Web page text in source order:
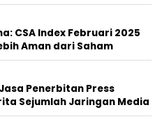
CSA Index Februari 2025
Aman dari Saham
Penerbitan Press
Sejumlah Jaringan Media